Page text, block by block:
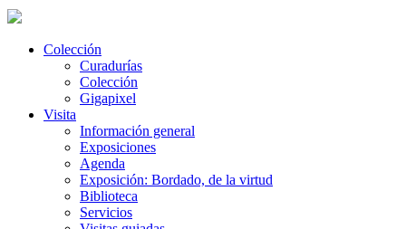
Colección
Curadurías
Colección
Gigapixel
Visita
Información general
Exposiciones
Agenda
Exposición: Bordado, de la virtud
Biblioteca
Servicios